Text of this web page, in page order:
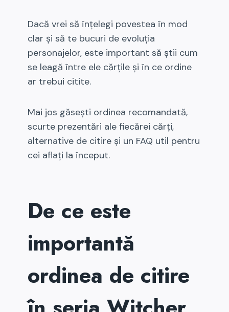
Dacă vrei să înțelegi povestea în mod
clar și să te bucuri de evoluția
personajelor, este important să știi cum
se leagă între ele cărțile și în ce ordine
ar trebui citite.
Mai jos găsești ordinea recomandată,
scurte prezentări ale fiecărei cărți,
alternative de citire și un FAQ util pentru
cei aflați la început.
De ce este
importantă
ordinea de citire